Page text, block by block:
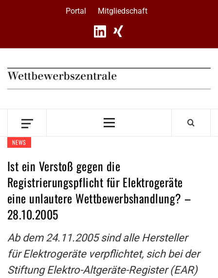
Portal Mitgliedschaft
Primary
NEWS
Ist ein Verstoß gegen die
Registrierungspflicht für Elektrogeräte
eine unlautere Wettbewerbshandlung? –
28.10.2005
Ab dem 24.11.2005 sind alle Hersteller
für Elektrogeräte verpflichtet, sich bei der
Stiftung Elektro-Altgeräte-Register (EAR)